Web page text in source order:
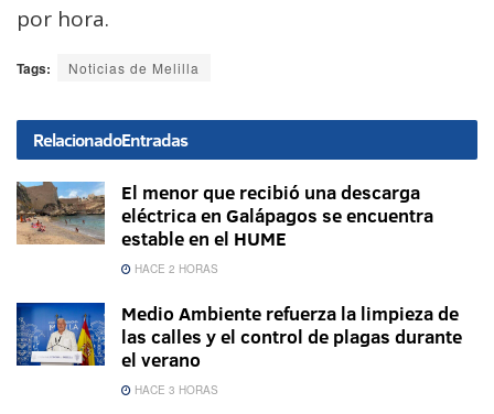
por hora.
Tags: Noticias de Melilla
RelacionadoEntradas
El menor que recibió una descarga
eléctrica en Galápagos se encuentra
estable en el HUME
HACE 2 HORAS
Medio Ambiente refuerza la limpieza de
las calles y el control de plagas durante
el verano
HACE 3 HORAS